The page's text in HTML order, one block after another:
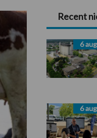
Primaire
Sidebar
Recent
6 aug
6 aug